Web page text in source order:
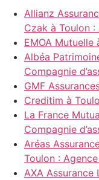
Allianz
Czak à Toulon :
EMOA Mutuelle
Albéa
Compagnie
GMF
Creditim à
La France
Compagnie
Aréas
Toulon : Agence
AXA Assurance